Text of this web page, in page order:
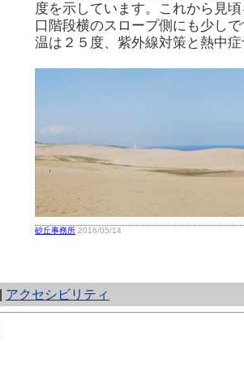
度を示しています。これから見
口階段横のスロープ側にも少し
温は２５度、紫外線対策と熱中
砂丘事務所 2016/05/14
アクセシビリティ